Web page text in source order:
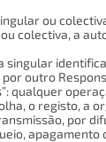
ou
colectiva, a
singular
outro
qualquer
o registo, a
por
apagamento